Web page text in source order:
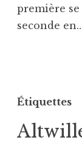
r
i
première
seconde
l
é
u
B
Étiquettes